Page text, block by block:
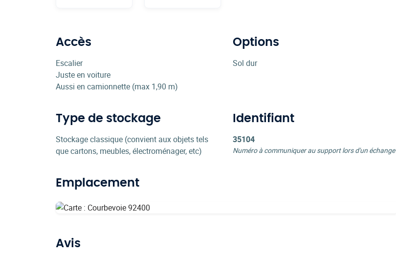
Accès
Escalier
Juste en voiture
Aussi en camionnette (max 1,90 m)
Options
Sol dur
Type de stockage
Stockage classique (convient aux objets tels
que cartons, meubles, électroménager, etc)
Identifiant
35104
Numéro à communiquer au support lors d'un échange
Emplacement
Avis